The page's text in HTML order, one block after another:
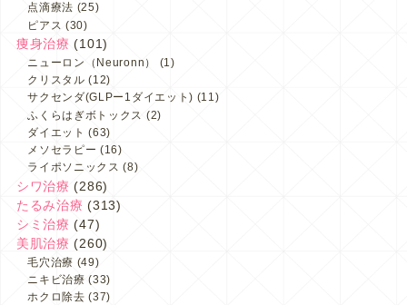
点滴療法 (25)
ピアス (30)
痩身治療 (101)
ニューロン（Neuronn）
(1)
クリスタル (12)
サクセンダ(GLPー1ダイエット) (11)
ふくらはぎボトックス (2)
ダイエット (63)
メソセラピー (16)
ライポソニックス (8)
シワ治療 (286)
たるみ治療 (313)
シミ治療 (47)
美肌治療 (260)
毛穴治療 (49)
ニキビ治療 (33)
ホクロ除去 (37)